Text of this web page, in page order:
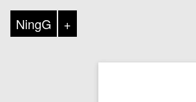
NingG +